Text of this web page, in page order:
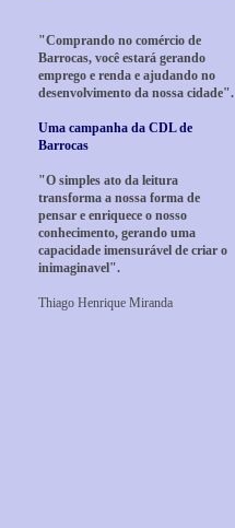
"Comprando no comércio de
Barrocas, você estará gerando
emprego e renda e ajudando no
desenvolvimento da nossa cidade".
Uma campanha da CDL de
Barrocas
"O simples ato da leitura
transforma a nossa forma de
pensar e enriquece o nosso
conhecimento, gerando uma
capacidade imensurável de criar o
inimaginavel".
Thiago Henrique Miranda